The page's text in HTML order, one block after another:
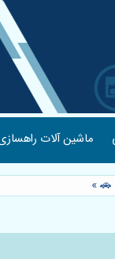
ماشین آلات
🚗
»